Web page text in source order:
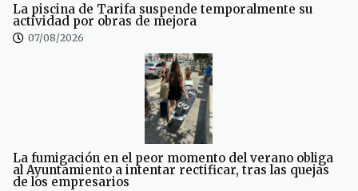
La piscina de Tarifa suspende temporalmente su
actividad por obras de mejora
07/08/2026
La fumigación en el peor momento del verano obliga
al Ayuntamiento a intentar rectificar, tras las quejas
de los empresarios